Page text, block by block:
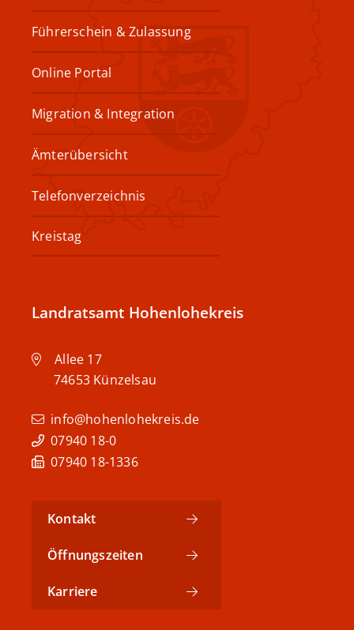
Führerschein & Zulassung
Online Portal
Migration & Integration
Ämterübersicht
Telefonverzeichnis
Kreistag
Landratsamt Hohenlohekreis
Allee 17
74653 Künzelsau
info@hohenlohekreis.de
07940 18-0
07940 18-1336
Kontakt
Öffnungszeiten
Karriere